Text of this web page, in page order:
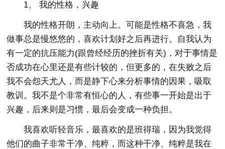
1、 我的性格，兴趣
我的性格开朗，主动向上。可能是性格不喜急，我
做事总是慢悠悠的，喜欢计划好之后再进行。自我认为
有一定的抗压能力(跟曾经经历的挫折有关)，对于事情是
否成功在心里还是有些计较的，但更多的，在失败之后
我不会怨天尤人，而是静下心来分析事情的因果，吸取
教训。我不是个非常有恒心的人，有些事一开始是出于
兴趣，后来则是习惯，最后会变成一种负担。
我喜欢听轻音乐，最喜欢的是班得瑞，因为我觉得
他们的曲子非常干净、纯粹，而这种干净、纯粹是我在